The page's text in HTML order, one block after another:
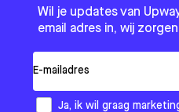
Wil je updates van
email adres in, wij
Hoe wil je van ons horen?
Ja, ik wil graag